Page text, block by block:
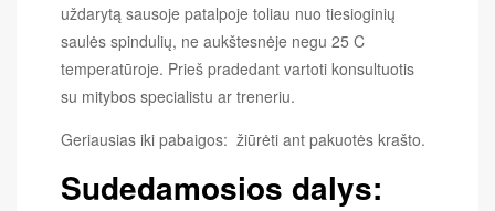
uždarytą sausoje patalpoje toliau nuo tiesioginių
saulės spindulių, ne aukštesnėje negu 25 C
temperatūroje. Prieš pradedant vartoti konsultuotis
su mitybos specialistu ar treneriu.
Geriausias iki pabaigos: žiūrėti ant pakuotės krašto.
Sudedamosios dalys: